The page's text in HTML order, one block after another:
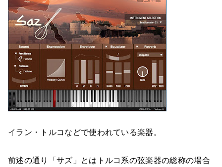
イラン・トルコなどで使われている楽器。
前述の通り「サズ」とはトルコ系の弦楽器の総称の場合